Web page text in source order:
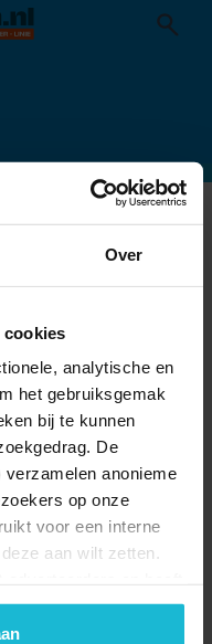
Over
cookies
analytische en
het gebruiksgemak
bij te kunnen
De
anonieme
op onze
voor een interne
aan wilt zetten.
deze cookies via
weigeren.